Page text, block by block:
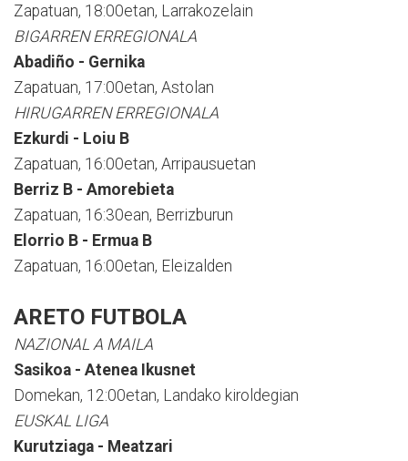
Zapatuan, 18:00etan, Larrakozelain
BIGARREN ERREGIONALA
Abadiño - Gernika
Zapatuan, 17:00etan, Astolan
HIRUGARREN ERREGIONALA
Ezkurdi - Loiu B
Zapatuan, 16:00etan, Arripausuetan
Berriz B - Amorebieta
Zapatuan, 16:30ean, Berrizburun
Elorrio B - Ermua B
Zapatuan, 16:00etan, Eleizalden
ARETO FUTBOLA
NAZIONAL A MAILA
Sasikoa - Atenea Ikusnet
Domekan, 12:00etan, Landako kiroldegian
EUSKAL LIGA
Kurutziaga - Meatzari